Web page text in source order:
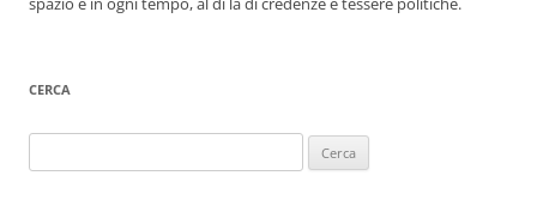
CERCA
per: